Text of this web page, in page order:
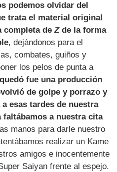
podemos olvidar del
trata el material original
completa deZde la forma
, dejándonos para el
combates, guiños y
los pelos de punta a
fue una producción
de golpe y porrazo y
esas tardes de nuestra
faltábamos a nuestra cita
manos para darle nuestro
realizar un Kame
amigos e inocentemente
Saiyan frente al espejo.